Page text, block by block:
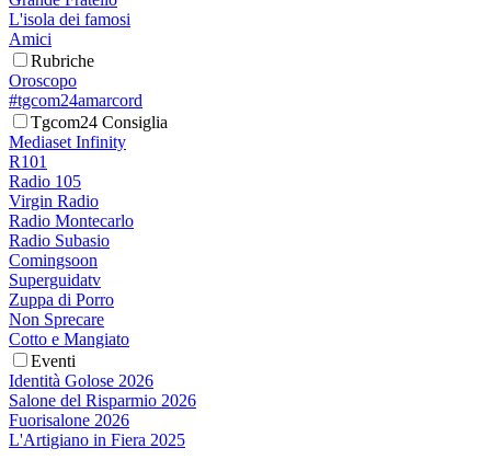
L'isola dei famosi
Amici
Rubriche
Oroscopo
#tgcom24amarcord
Tgcom24 Consiglia
Mediaset Infinity
R101
Radio 105
Virgin Radio
Radio Montecarlo
Radio Subasio
Comingsoon
Superguidatv
Zuppa di Porro
Non Sprecare
Cotto e Mangiato
Eventi
Identità Golose 2026
Salone del Risparmio 2026
Fuorisalone 2026
L'Artigiano in Fiera 2025